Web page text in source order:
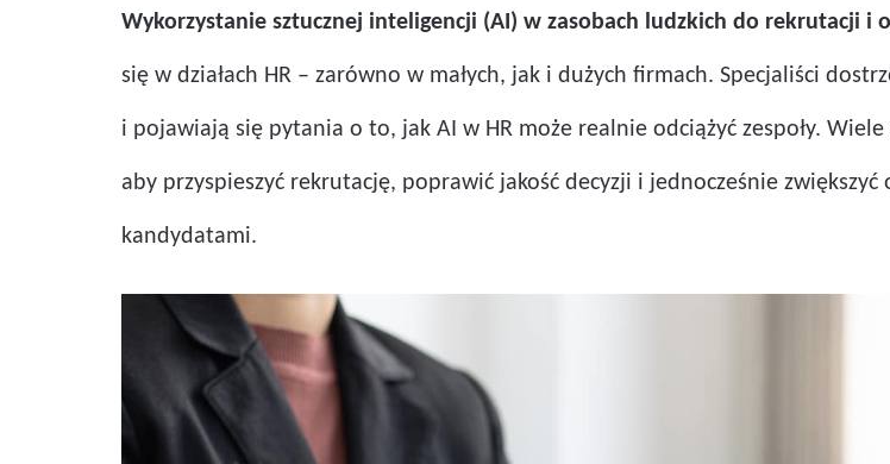
Wykorzystanie sztucznej inteligencji (AI) w zasobach ludzkich do rekrutacji i
się w działach HR – zarówno w małych, jak i dużych firmach. Specjaliści
i pojawiają się pytania o to, jak AI w HR może realnie odciążyć zespoły.
aby przyspieszyć rekrutację, poprawić jakość decyzji i jednocześnie
kandydatami.